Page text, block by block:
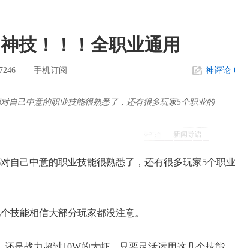
技！！！全职业通用
手机订阅 神评论
新闻导语
自己中意的职业技能很熟悉了，还有很多玩家5个职业的
己中意的职业技能很熟悉了，还有很多玩家5个职业
能相信大部分玩家都没注意。